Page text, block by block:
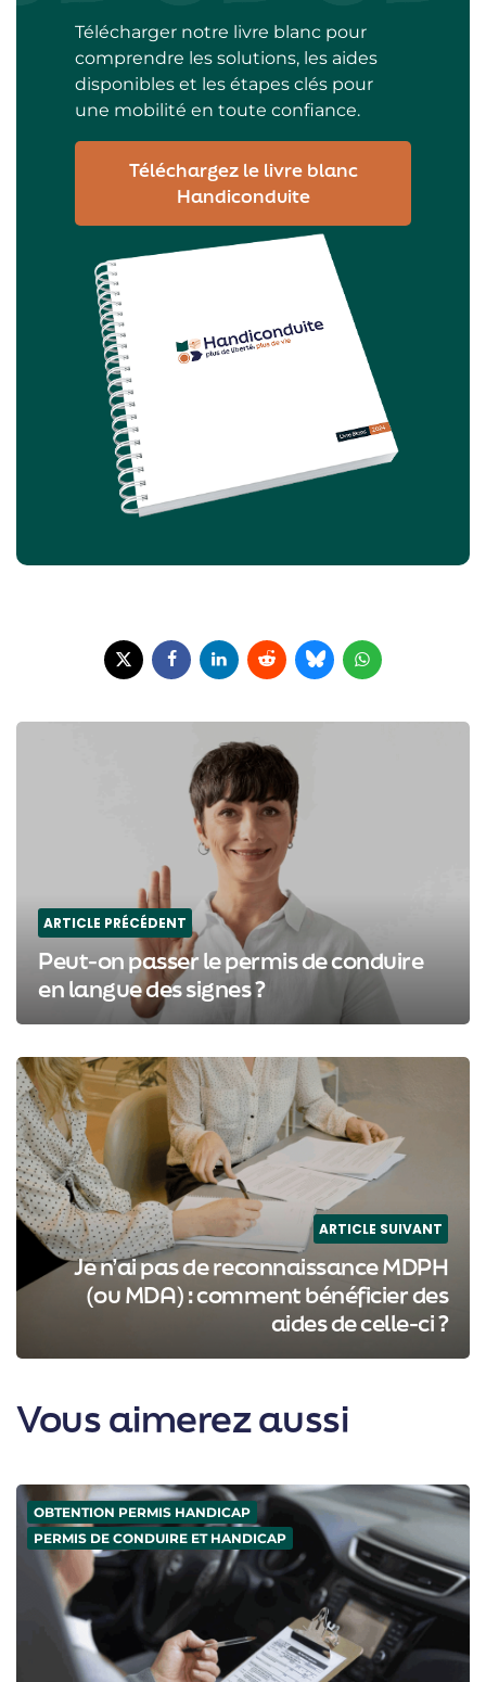
Télécharger notre livre blanc pour
comprendre les solutions, les aides
disponibles et les étapes clés pour
une mobilité en toute confiance.
Téléchargez le livre blanc
Handiconduite
navigation
ARTICLE PRÉCÉDENT
Peut-on passer le permis de conduire
en langue des signes ?
ARTICLE SUIVANT
Je n’ai pas de reconnaissance MDPH
(ou MDA) : comment bénéficier des
aides de celle-ci ?
Vous aimerez aussi
OBTENTION PERMIS HANDICAP
PERMIS DE CONDUIRE ET HANDICAP